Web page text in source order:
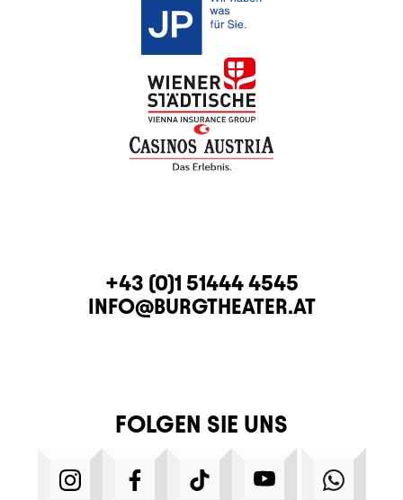
KONTAKTTELEFON
+43 (0)1 51444 4545
E-MAIL
INFO@BURGTHEATER.AT
FOLGEN SIE UNS
INSTAGRAMFACEBOOKTIKTOK YOUTUBE